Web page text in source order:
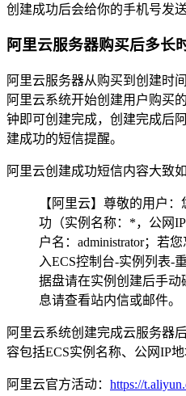
创建成功后会给你的手机号发送
阿里云服务器购买后多长
阿里云服务器从购买到创建时
阿里云系统开始创建用户购买
钟即可创建完成，创建完成后
建成功的短信提醒。
阿里云创建成功短信内容大致如
【阿里云】尊敬的用户
功（实例名称：*，公网
户名：administrator；若
入ECS控制台-实例列表-
据盘请在实例创建后手
息请查看站内信或邮件。
阿里云系统创建完成云服务器
容包括ECS实例名称、公网IP
阿里云官方活动： https://